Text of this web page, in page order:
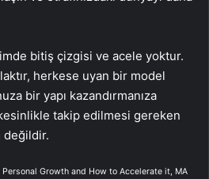
bitiş çizgisi ve acele yoktur.
herkese uyan bir model
bir yapı kazandırmanıza
takip edilmesi gereken
değildir.
Personal Growth and How to Accelerate it, MA